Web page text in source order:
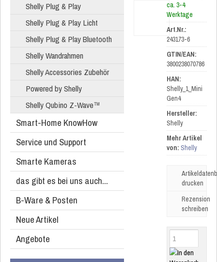
Shelly Plug & Play
Shelly Plug & Play Licht
Shelly Plug & Play Bluetooth
Shelly Wandrahmen
Shelly Accessories Zubehör
Powered by Shelly
Shelly Qubino Z-Wave™
Smart-Home KnowHow
Service und Support
Smarte Kameras
das gibt es bei uns auch...
B-Ware & Posten
Neue Artikel
Angebote
ca. 3-4
Werktage
Art.Nr.:
243173-6
GTIN/EAN:
3800238070786
HAN:
Shelly_1_Mini
Gen4
Hersteller:
Shelly
Mehr Artikel
von: Shelly
drucken
Rezension
schreiben